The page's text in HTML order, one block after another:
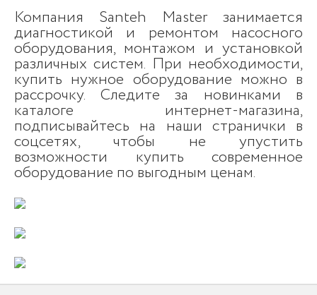
Компания Santeh Master занимается
диагностикой и ремонтом насосного
оборудования, монтажом и установкой
различных систем. При необходимости,
купить нужное оборудование можно в
рассрочку. Следите за новинками в
каталоге интернет-магазина,
подписывайтесь на наши странички в
соцсетях, чтобы не упустить
возможности купить современное
оборудование по выгодным ценам.